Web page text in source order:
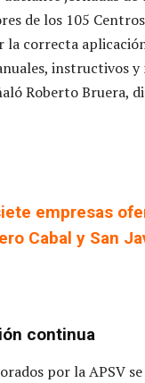
de los 105
correcta
instructivos
Roberto Bruera,
empresas
Cabal y San
continua
por la APSV